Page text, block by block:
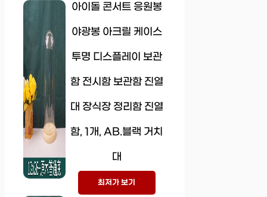
아이돌 콘서트 응원봉
야광봉 아크릴 케이스
투명 디스플레이 보관
함 전시함 보관함 진열
대 장식장 정리함 진열
함, 1개, AB.블랙 거치
대
최저가 보기